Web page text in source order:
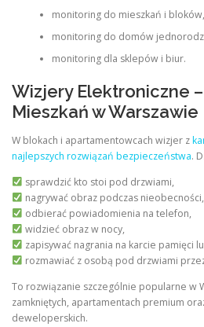
monitoring do mieszkań i bloków,
monitoring do domów
monitoring dla sklepów i biur.
Wizjery Elektroniczne
Mieszkań w Warszawie
W blokach i apartamentowcach wizjer z
najlepszych rozwiązań bezpieczeństwa.
sprawdzić kto stoi pod drzwiami,
nagrywać obraz podczas nieobecności,
odbierać powiadomienia na telefon,
widzieć obraz w nocy,
zapisywać nagrania na karcie pamięci
rozmawiać z osobą pod drzwiami
To rozwiązanie szczególnie popularne w
zamkniętych, apartamentach premium
deweloperskich.